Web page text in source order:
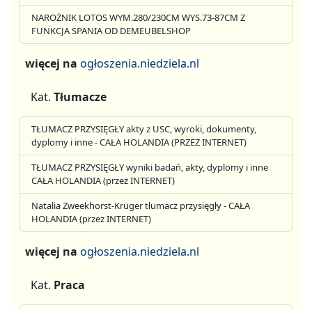
NAROŻNIK LOTOS WYM.280/230CM WYS.73-87CM Z
FUNKCJA SPANIA OD DEMEUBELSHOP
więcej na ogłoszenia.niedziela.nl
Kat. Tłumacze
TŁUMACZ PRZYSIĘGŁY akty z USC, wyroki, dokumenty,
dyplomy i inne - CAŁA HOLANDIA (PRZEZ INTERNET)
TŁUMACZ PRZYSIĘGŁY wyniki badań, akty, dyplomy i inne
CAŁA HOLANDIA (przez INTERNET)
Natalia Zweekhorst-Krüger tłumacz przysięgły - CAŁA
HOLANDIA (przez INTERNET)
więcej na ogłoszenia.niedziela.nl
Kat. Praca